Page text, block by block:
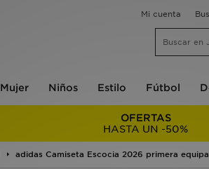
Mi cuenta
Mujer Niños Estilo Fútbol
OFERTAS
HASTA UN -50%
adidas Camiseta Escocia 2026 primera